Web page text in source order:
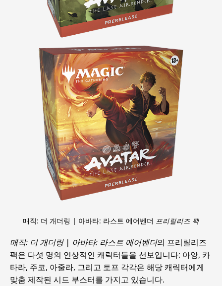
매직: 더 개더링 아바타: 라스트 에어벤더 프리릴리즈 팩
매직: 더 개더링 | 아바타: 라스트 에어벤더의 프리릴리즈
팩은 다섯 명의 인상적인 캐릭터들을 선보입니다: 아앙, 카
타라, 주코, 아줄라, 그리고 토프 각각은 해당 캐릭터에게
맞춤 제작된 시드 부스터를 가지고 있습니다.